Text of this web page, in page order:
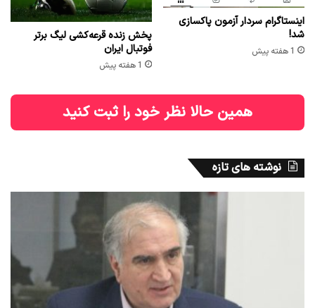
اینستاگرام سردار آزمون پاکسازی
شد!
1 هفته پیش
پخش زنده قرعه‌کشی لیگ برتر
فوتبال ایران
1 هفته پیش
همین حالا نظر خود را ثبت کنید
نوشته های تازه